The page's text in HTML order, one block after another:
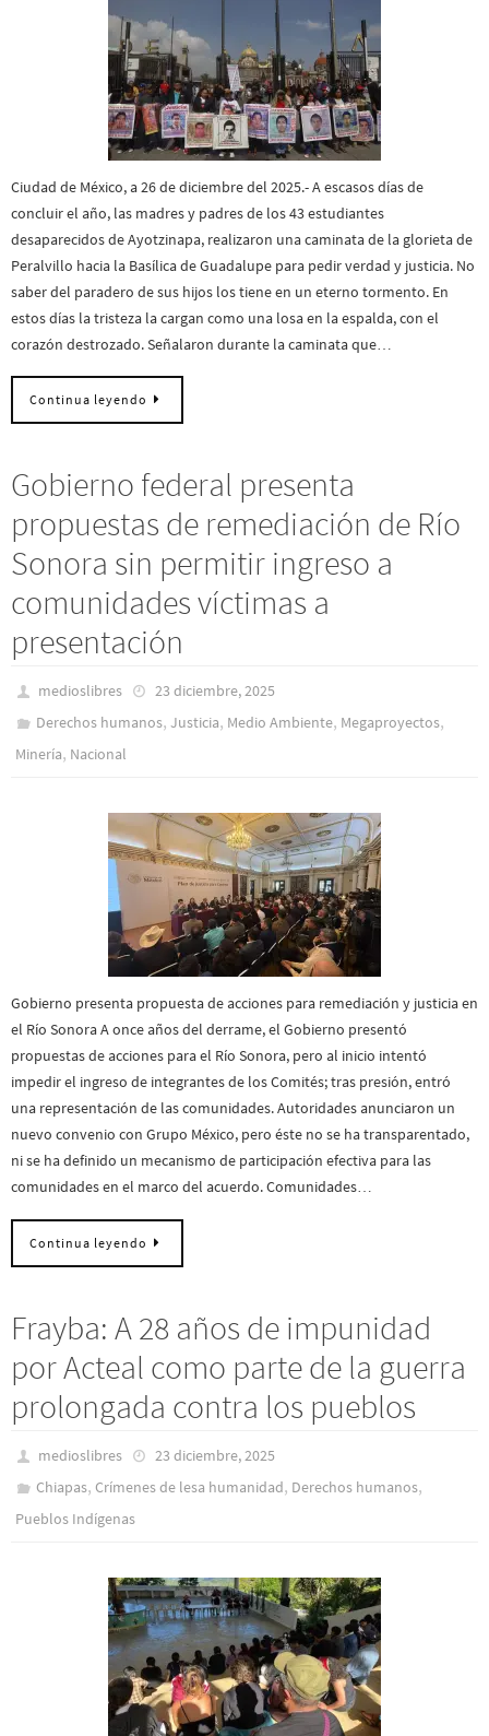
Ciudad de México, a 26 de diciembre del 2025.- A escasos días de
concluir el año, las madres y padres de los 43 estudiantes
desaparecidos de Ayotzinapa, realizaron una caminata de la glorieta de
Peralvillo hacia la Basílica de Guadalupe para pedir verdad y justicia. No
saber del paradero de sus hijos los tiene en un eterno tormento. En
estos días la tristeza la cargan como una losa en la espalda, con el
corazón destrozado. Señalaron durante la caminata que…
Continua leyendo
Gobierno federal presenta
propuestas de remediación de Río
Sonora sin permitir ingreso a
comunidades víctimas a
presentación
medioslibres
23 diciembre, 2025
Derechos humanos,Justicia, Medio Ambiente, Megaproyectos,
Minería, Nacional
Gobierno presenta propuesta de acciones para remediación y justicia en
el Río Sonora A once años del derrame, el Gobierno presentó
propuestas de acciones para el Río Sonora, pero al inicio intentó
impedir el ingreso de integrantes de los Comités; tras presión, entró
una representación de las comunidades. Autoridades anunciaron un
nuevo convenio con Grupo México, pero éste no se ha transparentado,
ni se ha definido un mecanismo de participación efectiva para las
comunidades en el marco del acuerdo. Comunidades…
Continua leyendo
Frayba: A 28 años de impunidad
por Acteal como parte de la guerra
prolongada contra los pueblos
medioslibres
23 diciembre, 2025
Chiapas,Crímenes de lesa humanidad, Derechos humanos,
Pueblos Indí­genas